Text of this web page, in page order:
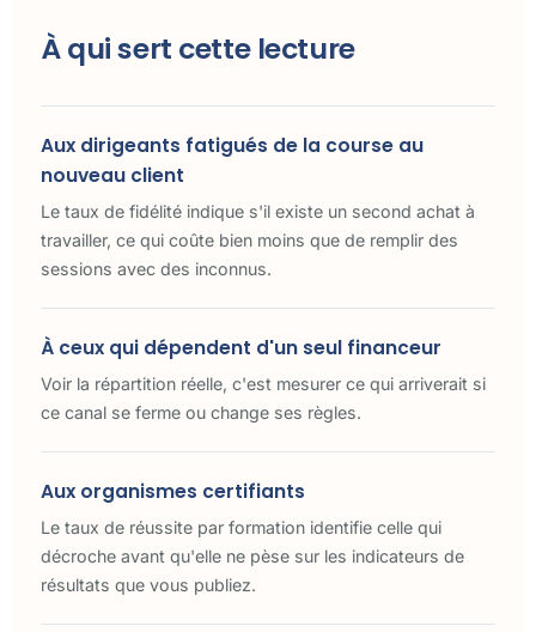
À qui sert cette lecture
Aux dirigeants fatigués de la course au
nouveau client
Le taux de fidélité indique s'il existe un second achat à
travailler, ce qui coûte bien moins que de remplir des
sessions avec des inconnus.
À ceux qui dépendent d'un seul financeur
Voir la répartition réelle, c'est mesurer ce qui arriverait si
ce canal se ferme ou change ses règles.
Aux organismes certifiants
Le taux de réussite par formation identifie celle qui
décroche avant qu'elle ne pèse sur les indicateurs de
résultats que vous publiez.